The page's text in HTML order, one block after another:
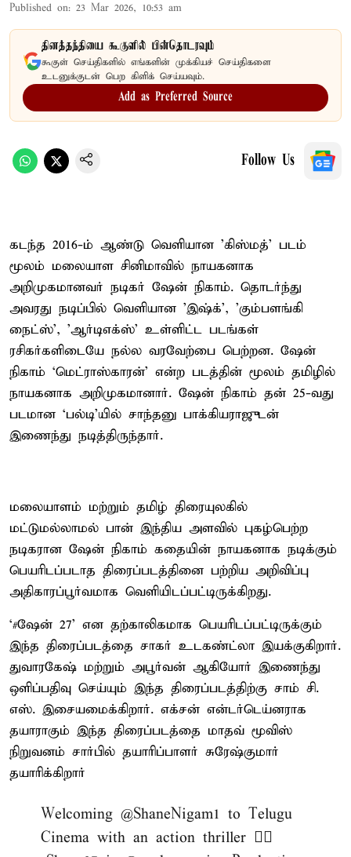
Published on: 23 Mar 2026, 10:53 am
தினத்தந்தியை கூகுளில் பின்தொடரவும்
கூகுள் செய்திகளில் எங்களின் முக்கியச் செய்திகளை
உடனுக்குடன் பெற கிளிக் செய்யவும்.
Add as Preferred Source
Follow Us
கடந்த 2016-ம் ஆண்டு வெளியான 'கிஸ்மத்' படம்
மூலம் மலையாள சினிமாவில் நாயகனாக
அறிமுகமானவர் நடிகர் ஷேன் நிகாம். தொடர்ந்து
அவரது நடிப்பில் வெளியான 'இஷ்க்', 'கும்பளங்கி
நைட்ஸ்', 'ஆர்டிஎக்ஸ்' உள்ளிட்ட படங்கள்
ரசிகர்களிடையே நல்ல வரவேற்பை பெற்றன. ஷேன்
நிகாம் ‘மெட்ராஸ்காரன்’ என்ற படத்தின் மூலம் தமிழில்
நாயகனாக அறிமுகமானார். ஷேன் நிகாம் தன் 25-வது
படமான ‘பல்டி’யில் சாந்தனு பாக்கியராஜுடன்
இணைந்து நடித்திருந்தார்.
மலையாளம் மற்றும் தமிழ் திரையுலகில்
மட்டுமல்லாமல் பான் இந்திய அளவில் புகழ்பெற்ற
நடிகரான ஷேன் நிகாம் கதையின் நாயகனாக நடிக்கும்
பெயரிடப்படாத திரைப்படத்தினை பற்றிய அறிவிப்பு
அதிகாரப்பூர்வமாக வெளியிடப்பட்டிருக்கிறது.
‘#ஷேன் 27’ என தற்காலிகமாக பெயரிடப்பட்டிருக்கும்
இந்த திரைப்படத்தை சாகர் உடகண்ட்லா இயக்குகிறார்.
துவாரகேஷ் மற்றும் அபூர்வன் ஆகியோர் இணைந்து
ஒளிப்பதிவு செய்யும் இந்த திரைப்படத்திற்கு சாம் சி.
எஸ். இசையமைக்கிறார். எக்சன் என்டர்டெய்னராக
தயாராகும் இந்த திரைப்படத்தை மாதவ் மூவிஸ்
நிறுவனம் சார்பில் தயாரிப்பாளர் சுரேஷ்குமார்
தயாரிக்கிறார்
Welcoming @ShaneNigam1 to Telugu
Cinema with an action thriller ❤‍🔥